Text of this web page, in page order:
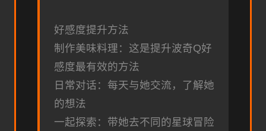
好感度提升方法
制作美味料理：这是提升波奇Q好
感度最有效的方法
日常对话：每天与她交流，了解她
的想法
一起探索：带她去不同的星球冒险